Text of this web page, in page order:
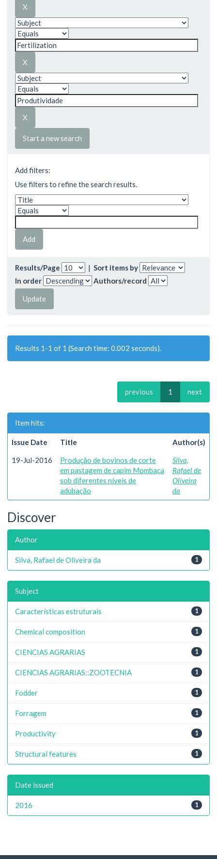
Start a new search
Add filters:
Use filters to refine the search results.
Results/Page | Sort items by
In order
Authors/record
Results 1-1 of 1 (Search time: 0.002 seconds).
previous 1 next
Item hits:
Issue Date Title Author(s)
19-Jul-2016
Produção de bovinos de corte
em pastagem de capim Mombaça
sob diferentes níveis de
adubação
Silva,
Rafael de
Oliveira
da
Discover
Author
1
Silva, Rafael de Oliveira da
Subject
1
Características estruturais
1
Chemical composition
1
CIENCIAS AGRARIAS
1
CIENCIAS AGRARIAS::ZOOTECNIA
1
Fodder
1
Forragem
1
Productivity
1
Structural features
Date issued
1
2016